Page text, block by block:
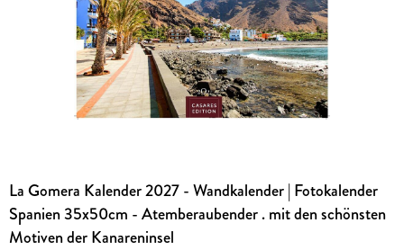
La Gomera Kalender 2027 - Wandkalender | Fotokalender
Spanien 35x50cm - Atemberaubender . mit den schönsten
Motiven der Kanareninsel